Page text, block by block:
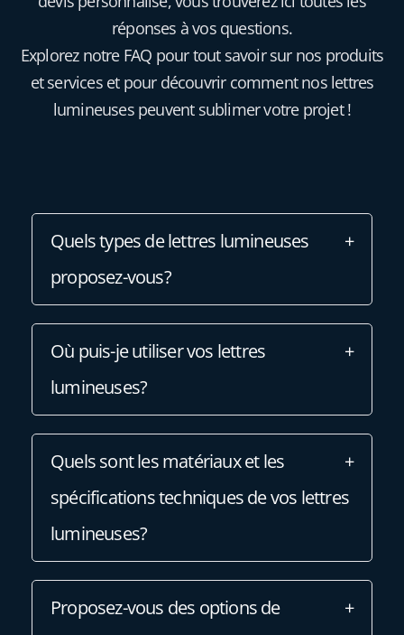
réponses à vos questions.
Explorez notre FAQ pour tout savoir sur nos produits
et services et pour découvrir comment nos lettres
lumineuses peuvent sublimer votre projet !
Quels types de lettres lumineuses
proposez-vous?
Où puis-je utiliser vos lettres
lumineuses?
Quels sont les matériaux et les
spécifications techniques de vos lettres
lumineuses?
Proposez-vous des options de